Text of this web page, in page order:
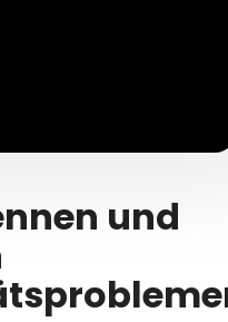
und